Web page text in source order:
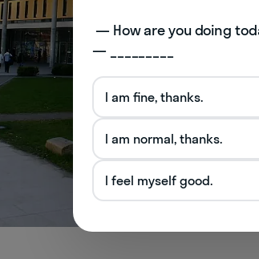
— _________
I am fine, thanks.
I am normal, thanks.
I feel myself good.